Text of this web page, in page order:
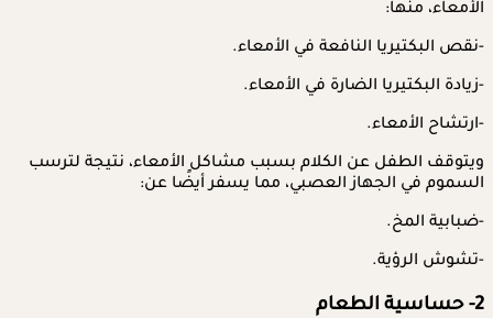
الأمعاء، منها:
-نقص البكتيريا النافعة في الأمعاء.
-زيادة البكتيريا الضارة في الأمعاء.
-ارتشاح الأمعاء.
ويتوقف الطفل عن الكلام بسبب مشاكل الأمعاء، نتيجة لترسب
السموم في الجهاز العصبي، مما يسفر أيضًا عن:
-ضبابية المخ.
-تشوش الرؤية.
2- حساسية الطعام